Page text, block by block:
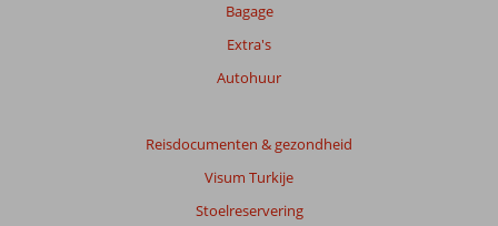
Bagage
Extra's
Autohuur
Reisdocumenten & gezondheid
Visum Turkije
Stoelreservering